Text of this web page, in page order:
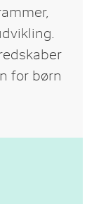
for børn